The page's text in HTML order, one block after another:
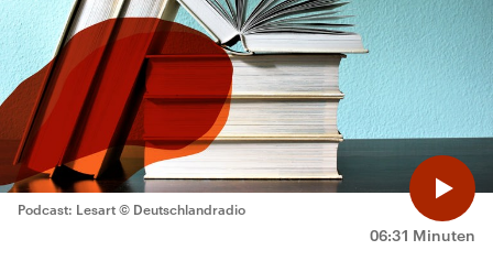
06:31 Minuten
Podcast: Lesart © Deutschlandradio